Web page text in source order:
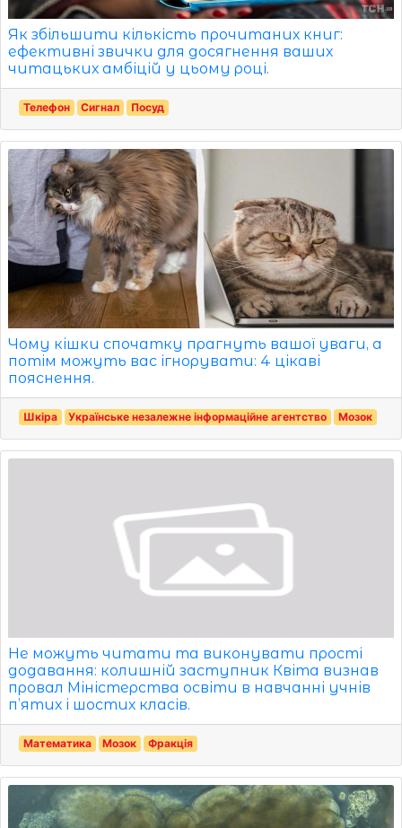
Як збільшити кількість прочитаних книг:
ефективні звички для досягнення ваших
читацьких амбіцій у цьому році.
Телефон Сигнал Посуд
Чому кішки спочатку прагнуть вашої уваги, а
потім можуть вас ігнорувати: 4 цікаві
пояснення.
Шкіра Українське незалежне інформаційне агентство Мозок
Не можуть читати та виконувати прості
додавання: колишній заступник Квіта визнав
провал Міністерства освіти в навчанні учнів
п’ятих і шостих класів.
Математика Мозок Фракція